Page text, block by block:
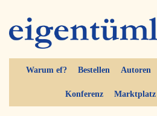
Warum ef? Bestellen Autoren
Konferenz Marktplatz